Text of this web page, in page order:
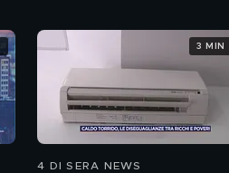
4 DI SERA NEWS
3 MIN